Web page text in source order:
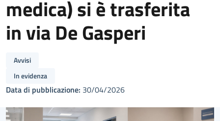
medica) si è trasferita
in via De Gasperi
Avvisi
In evidenza
Data di pubblicazione: 30/04/2026